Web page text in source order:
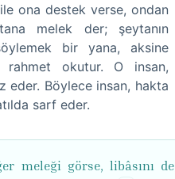
ona destek verse, ondan
melek der; şeytanın
bir yana, aksine
rahmet okutur. O insan,
eder. Böylece insan, hakta
sarf eder.
meleği görse, libâsını